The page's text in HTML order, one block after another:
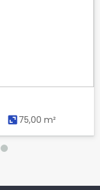
75,00 m²